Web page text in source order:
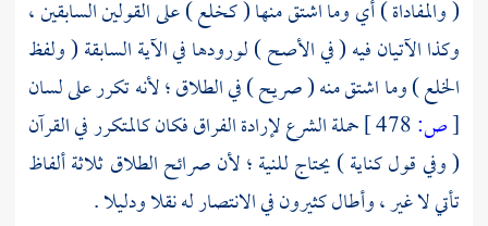
( والمفاداة ) أي وما اشتق منها ( كخلع ) على القولين السابقين ،
وكذا الآتيان فيه ( في الأصح ) لورودها في الآية السابقة ( ولفظ
الخلع ) وما اشتق منه ( صريح ) في الطلاق ؛ لأنه تكرر على لسان
[ص:
حملة الشرع لإرادة الفراق فكان كالمتكرر في القرآن
( وفي قول كناية ) يحتاج للنية ؛ لأن صرائح الطلاق ثلاثة ألفاظ
تأتي لا غير ، وأطال كثيرون في الانتصار له نقلا ودليلا .